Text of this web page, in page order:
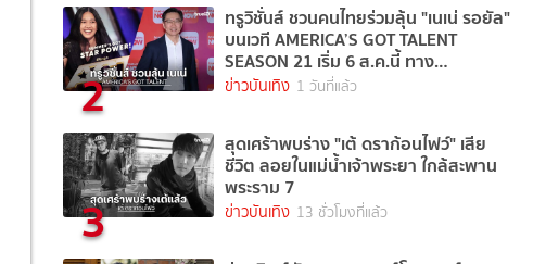
2
ทรูวิชั่นส์ ชวนคนไทยร่วมลุ้น "เนเน่ รอยัล"
บนเวที AMERICA’S GOT TALENT
SEASON 21 เริ่ม 6 ส.ค.นี้ ทาง
TrueVisions NOW
ข่าวบันเทิง 1 วันที่แล้ว
3
สุดเศร้าพบร่าง "เต้ ดราก้อนไฟว์" เสีย
ชีวิต ลอยในแม่น้ำเจ้าพระยา ใกล้สะพาน
พระราม 7
ข่าวบันเทิง 13 ชั่วโมงที่แล้ว